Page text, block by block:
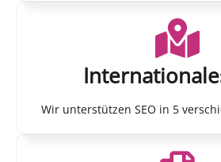
Wir unterstützen SEO in 5